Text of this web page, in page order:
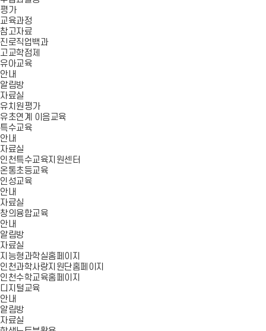
평가
교육과정
참고자료
진로직업백과
고교학점제
유아교육
안내
알림방
자료실
유치원평가
유초연계 이음교육
특수교육
안내
자료실
인천특수교육지원센터
온통초등교육
인성교육
안내
자료실
창의융합교육
안내
알림방
자료실
지능형과학실홈페이지
인천과학사랑지원단홈페이지
인천수학교육홈페이지
디지털교육
안내
알림방
자료실